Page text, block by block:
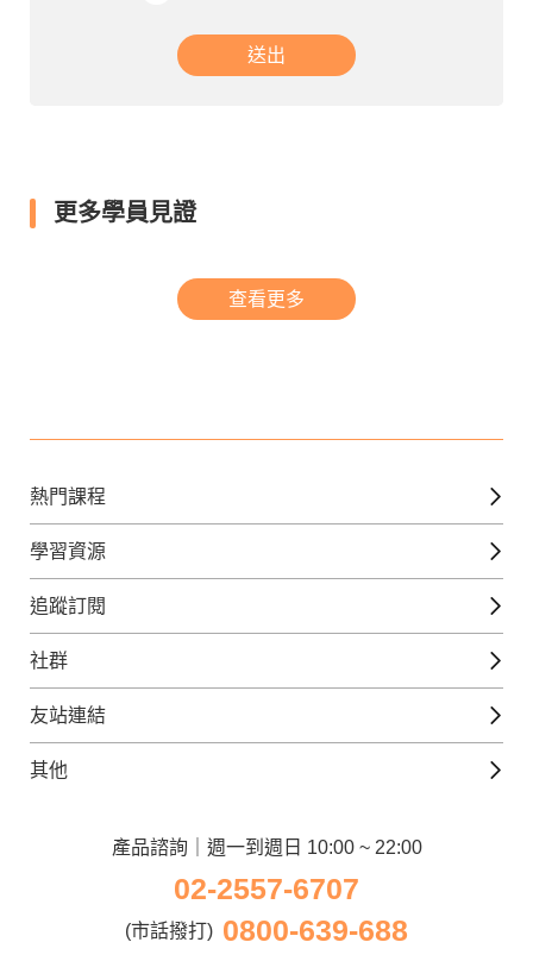
送出
更多學員見證
查看更多
熱門課程
英文課程
日語課程
韓語課程
法文課程
兒童日語課程
學習資源
免費線上檢定
外語補給站
美日語數位學院
追蹤訂閱
Gjun-就醬學外語
官方Youtube
社群
英語觀光城
日語觀光城
友站連結
iWorld JR
電腦直播教學
其他
產品諮詢｜週一到週日 10:00 ~ 22:00
02-2557-6707
(市話撥打) 0800-639-688